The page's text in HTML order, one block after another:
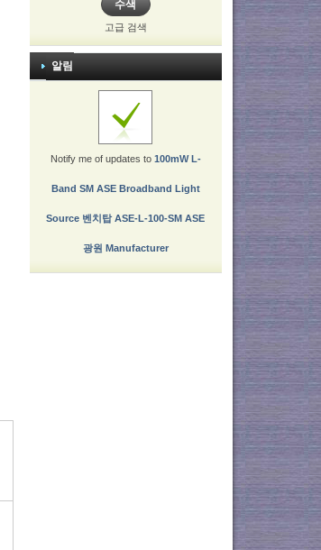
고급 검색
알림
Notify me of updates to 100mW L-
Band SM ASE Broadband Light
Source 벤치탑 ASE-L-100-SM ASE
광원 Manufacturer